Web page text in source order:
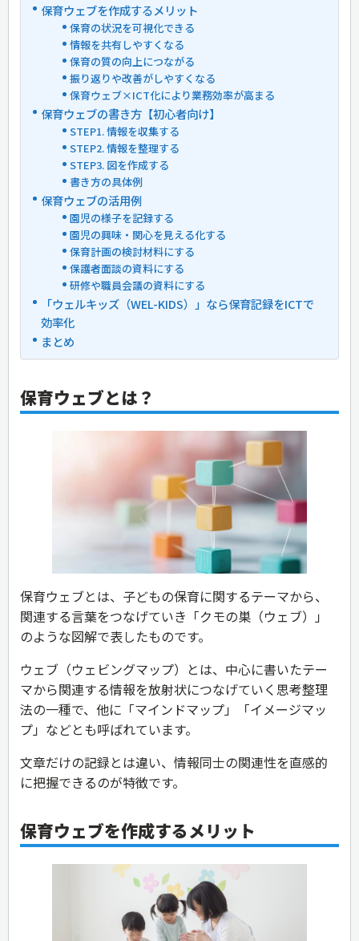
保育ウェブを作成するメリット
保育の状況を可視化できる
情報を共有しやすくなる
保育の質の向上につながる
振り返りや改善がしやすくなる
保育ウェブ×ICT化により業務効率が高まる
保育ウェブの書き方【初心者向け】
STEP1. 情報を収集する
STEP2. 情報を整理する
STEP3. 図を作成する
書き方の具体例
保育ウェブの活用例
園児の様子を記録する
園児の興味・関心を見える化する
保育計画の検討材料にする
保護者面談の資料にする
研修や職員会議の資料にする
「ウェルキッズ（WEL-KIDS）」なら保育記録をICTで
効率化
まとめ
保育ウェブとは？
保育ウェブとは、子どもの保育に関するテーマから、
関連する言葉をつなげていき「クモの巣（ウェブ）」
のような図解で表したものです。
ウェブ（ウェビングマップ）とは、中心に書いたテー
マから関連する情報を放射状につなげていく思考整理
法の一種で、他に「マインドマップ」「イメージマッ
プ」などとも呼ばれています。
文章だけの記録とは違い、情報同士の関連性を直感的
に把握できるのが特徴です。
保育ウェブを作成するメリット